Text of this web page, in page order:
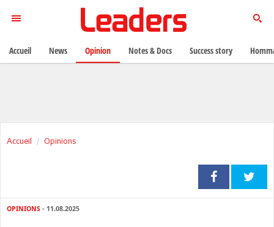
Accueil Opinions
OPINIONS - 11.08.2025
Accueil News Opinion Notes & Docs Success story